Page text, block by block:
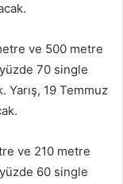
ve 500 metre
70 single
Yarış, 19 Temmuz
ve 210 metre
60 single